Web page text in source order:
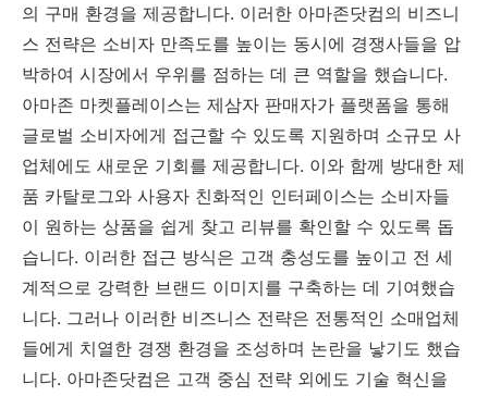
의 구매 환경을 제공합니다. 이러한 아마존닷컴의 비즈니
스 전략은 소비자 만족도를 높이는 동시에 경쟁사들을 압
박하여 시장에서 우위를 점하는 데 큰 역할을 했습니다.
아마존 마켓플레이스는 제삼자 판매자가 플랫폼을 통해
글로벌 소비자에게 접근할 수 있도록 지원하며 소규모 사
업체에도 새로운 기회를 제공합니다. 이와 함께 방대한 제
품 카탈로그와 사용자 친화적인 인터페이스는 소비자들
이 원하는 상품을 쉽게 찾고 리뷰를 확인할 수 있도록 돕
습니다. 이러한 접근 방식은 고객 충성도를 높이고 전 세
계적으로 강력한 브랜드 이미지를 구축하는 데 기여했습
니다. 그러나 이러한 비즈니스 전략은 전통적인 소매업체
들에게 치열한 경쟁 환경을 조성하며 논란을 낳기도 했습
니다. 아마존닷컴은 고객 중심 전략 외에도 기술 혁신을